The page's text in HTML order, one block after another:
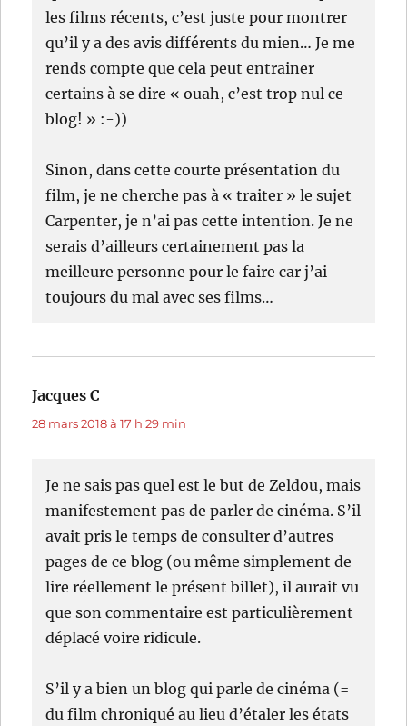
les films récents, c’est juste pour montrer
qu’il y a des avis différents du mien… Je me
rends compte que cela peut entrainer
certains à se dire « ouah, c’est trop nul ce
blog! » :-))
Sinon, dans cette courte présentation du
film, je ne cherche pas à « traiter » le sujet
Carpenter, je n’ai pas cette intention. Je ne
serais d’ailleurs certainement pas la
meilleure personne pour le faire car j’ai
toujours du mal avec ses films…
Jacques C
28 mars 2018 à 17 h 29 min
Je ne sais pas quel est le but de Zeldou, mais
manifestement pas de parler de cinéma. S’il
avait pris le temps de consulter d’autres
pages de ce blog (ou même simplement de
lire réellement le présent billet), il aurait vu
que son commentaire est particulièrement
déplacé voire ridicule.
S’il y a bien un blog qui parle de cinéma (=
du film chroniqué au lieu d’étaler les états